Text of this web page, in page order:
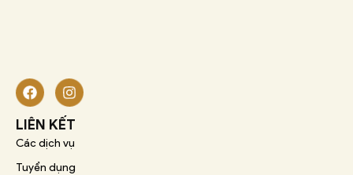
LIÊN KẾT
Các dịch vụ
Tuyển dụng